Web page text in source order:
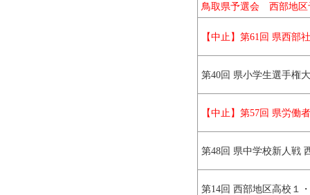
鳥取県予選会 西部地区
【中止】 第61回 県西部
第40回 県小学生選手権
【中止】第57回 県労働
第48回 県中学校新人戦
第14回 西部地区高校１